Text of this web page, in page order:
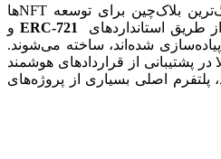
اتریوم به عنوان اولین و بزرگ‌ترین بلاک‌چین برای توسعه NFTها
ERC-721 و
شده‌اند، ساخته می‌شوند.
در پشتیبانی از قراردادهای هوشمند
پلتفرم اصلی بسیاری از پروژه‌های